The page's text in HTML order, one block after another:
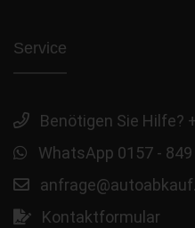
Service
Benötigen Sie Hilfe?
WhatsApp 0157 - 849
Kontaktformular